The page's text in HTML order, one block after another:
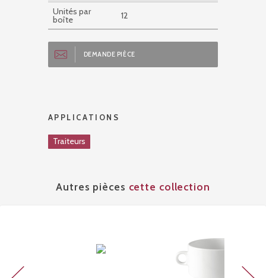
Unités par
boîte 12
DEMANDE PIÈCE
APPLICATIONS
Traiteurs
Autres pièces cette collection